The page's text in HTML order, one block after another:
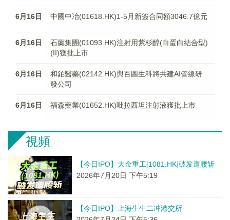
6月16日 中國中冶(01618.HK)1-5月新簽合同額3046.7億元
6月16日
石藥集團(01093.HK)注射用紫杉醇(白蛋白結合型)
(II)獲批上市
6月16日
和鉑醫藥(02142.HK)與百圖生科將共建AI管線研
發公司
6月16日 福森藥業(01652.HK)吡拉西坦注射液獲批上市
視頻
【今日IPO】大金重工[1081.HK]破发遭腰斩
2026年7月20日 下午5:19
【今日IPO】上海生生二冲港交所